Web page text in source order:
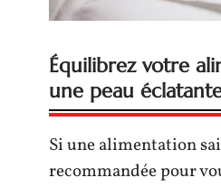
Équilibrez votre
une peau
Si une alimentation
recommandée pour